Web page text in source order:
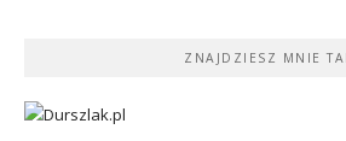
ZNAJDZIESZ MNIE